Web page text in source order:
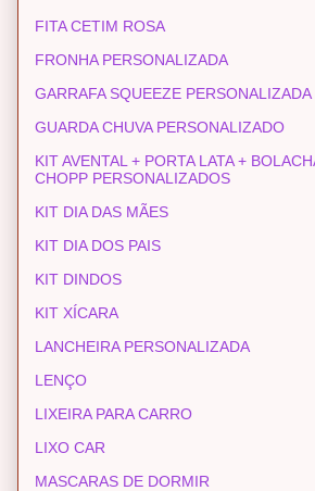
FITA CETIM ROSA
FRONHA PERSONALIZADA
GARRAFA SQUEEZE PERSONALIZADA
GUARDA CHUVA PERSONALIZADO
KIT AVENTAL + PORTA LATA +
CHOPP PERSONALIZADOS
KIT DIA DAS MÃES
KIT DIA DOS PAIS
KIT DINDOS
KIT XÍCARA
LANCHEIRA PERSONALIZADA
LENÇO
LIXEIRA PARA CARRO
LIXO CAR
MASCARAS DE DORMIR